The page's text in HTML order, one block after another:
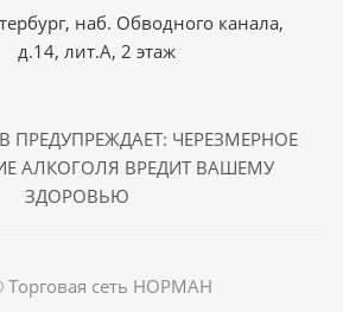
наб. Обводного канала,
д.14, лит.А, 2 этаж
ПРЕДУПРЕЖДАЕТ: ЧЕРЕЗМЕРНОЕ
АЛКОГОЛЯ ВРЕДИТ ВАШЕМУ
ЗДОРОВЬЮ
Торговая сеть НОРМАН